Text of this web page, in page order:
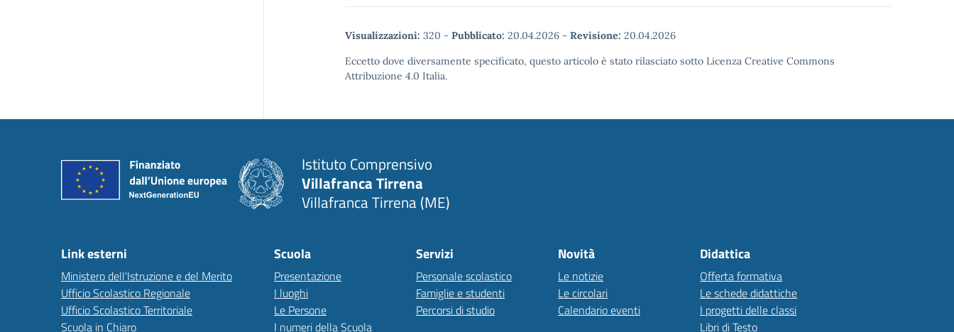
Visualizzazioni: 320 - Pubblicato: 20.04.2026 - Revisione: 20.04.2026
Eccetto dove diversamente specificato, questo articolo è stato rilasciato sotto Licenza Creative Commons
Attribuzione 4.0 Italia.
Istituto Comprensivo
Villafranca Tirrena
Villafranca Tirrena (ME)
Link esterni
Ministero dell'Istruzione e del Merito
Ufficio Scolastico Regionale
Ufficio Scolastico Territoriale
Scuola in Chiaro
Scuola
Presentazione
I luoghi
Le Persone
I numeri della Scuola
Servizi
Personale scolastico
Famiglie e studenti
Percorsi di studio
Novità
Le notizie
Le circolari
Calendario eventi
Didattica
Offerta formativa
Le schede didattiche
I progetti delle classi
Libri di Testo